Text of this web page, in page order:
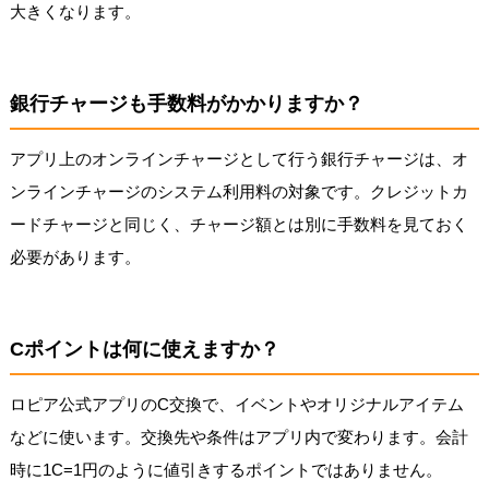
大きくなります。
銀行チャージも手数料がかかりますか？
アプリ上のオンラインチャージとして行う銀行チャージは、オ
ンラインチャージのシステム利用料の対象です。クレジットカ
ードチャージと同じく、チャージ額とは別に手数料を見ておく
必要があります。
Cポイントは何に使えますか？
ロピア公式アプリのC交換で、イベントやオリジナルアイテム
などに使います。交換先や条件はアプリ内で変わります。会計
時に1C=1円のように値引きするポイントではありません。